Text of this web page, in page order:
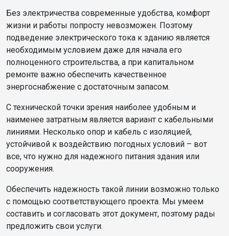
Без электричества современные удобства, комфорт
жизни и работы попросту невозможен. Поэтому
подведение электрического тока к зданию является
необходимым условием даже для начала его
полноценного строительства, а при капитальном
ремонте важно обеспечить качественное
энергоснабжение с достаточным запасом.
С технической точки зрения наиболее удобным и
наименее затратным является вариант с кабельными
линиями. Несколько опор и кабель с изоляцией,
устойчивой к воздействию погодных условий – вот
все, что нужно для надежного питания здания или
сооружения.
Обеспечить надежность такой линии возможно только
с помощью соответствующего проекта. Мы умеем
составить и согласовать этот документ, поэтому рады
предложить свои услуги.